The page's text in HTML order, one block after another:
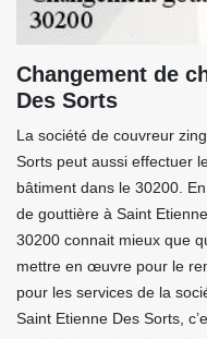
Changement de
Des Sorts
La société de couvreur
Sorts peut aussi effectuer
bâtiment dans le 30200.
de gouttière à Saint
30200 connait mieux que
mettre en œuvre pour le
pour les services de la
Saint Etienne Des Sorts,